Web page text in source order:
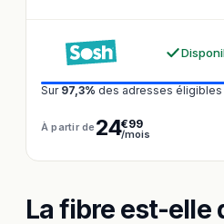
Sur 97,3% des adresses éligibles
À partir de 24€99
/mois
La fibre est-elle